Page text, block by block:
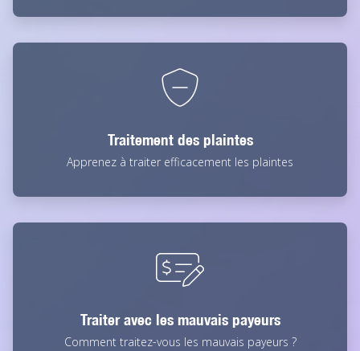
Traitement des plaintes
Apprenez à traiter efficacement les plaintes
Traiter avec les mauvais payeurs
Comment traitez-vous les mauvais payeurs ?